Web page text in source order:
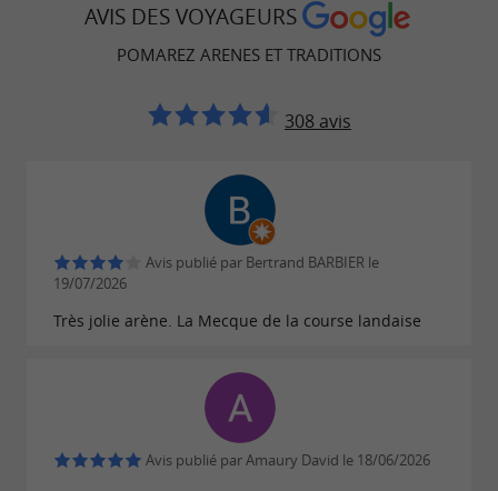
AVIS DES VOYAGEURS
POMAREZ ARENES ET TRADITIONS
308 avis
Avis publié par Bertrand BARBIER le
19/07/2026
Très jolie arène. La Mecque de la course landaise
Avis publié par Amaury David le 18/06/2026